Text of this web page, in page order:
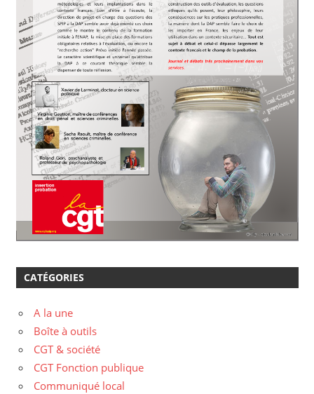
CATÉGORIES
A la une
Boîte à outils
CGT & société
CGT Fonction publique
Communiqué local